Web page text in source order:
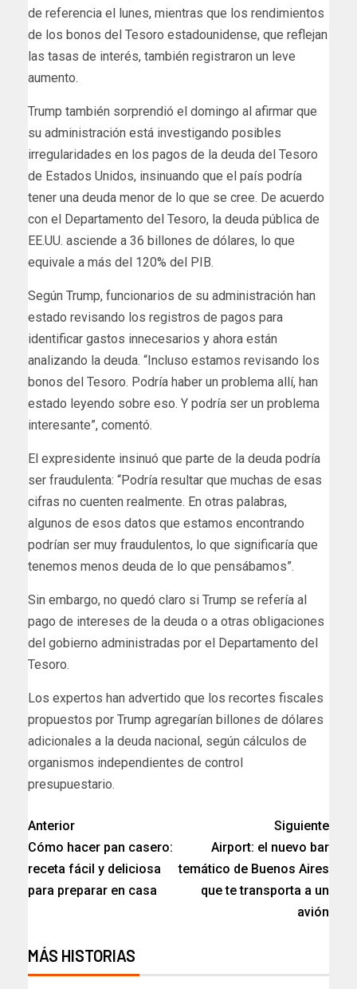
de referencia el lunes, mientras que los rendimientos
de los bonos del Tesoro estadounidense, que reflejan
las tasas de interés, también registraron un leve
aumento.
Trump también sorprendió el domingo al afirmar que
su administración está investigando posibles
irregularidades en los pagos de la deuda del Tesoro
de Estados Unidos, insinuando que el país podría
tener una deuda menor de lo que se cree. De acuerdo
con el Departamento del Tesoro, la deuda pública de
EE.UU. asciende a 36 billones de dólares, lo que
equivale a más del 120% del PIB.
Según Trump, funcionarios de su administración han
estado revisando los registros de pagos para
identificar gastos innecesarios y ahora están
analizando la deuda. “Incluso estamos revisando los
bonos del Tesoro. Podría haber un problema allí, han
estado leyendo sobre eso. Y podría ser un problema
interesante”, comentó.
El expresidente insinuó que parte de la deuda podría
ser fraudulenta: “Podría resultar que muchas de esas
cifras no cuenten realmente. En otras palabras,
algunos de esos datos que estamos encontrando
podrían ser muy fraudulentos, lo que significaría que
tenemos menos deuda de lo que pensábamos”.
Sin embargo, no quedó claro si Trump se refería al
pago de intereses de la deuda o a otras obligaciones
del gobierno administradas por el Departamento del
Tesoro.
Los expertos han advertido que los recortes fiscales
propuestos por Trump agregarían billones de dólares
adicionales a la deuda nacional, según cálculos de
organismos independientes de control
presupuestario.
Anterior
Cómo hacer pan casero:
receta fácil y deliciosa
para preparar en casa
Siguiente
Airport: el nuevo bar
temático de Buenos Aires
que te transporta a un
avión
MÁS HISTORIAS